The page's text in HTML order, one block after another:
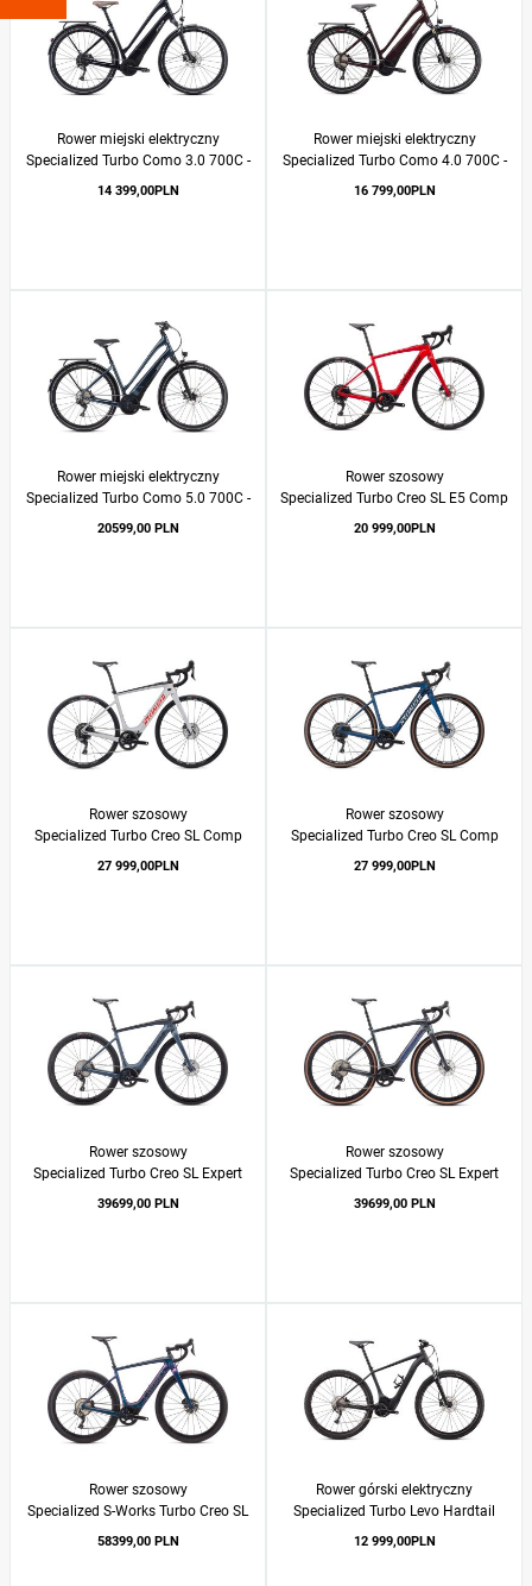
Rower miejski elektryczny
Specialized Turbo Como 3.0 700C -
14 399,00PLN
Rower miejski elektryczny
Specialized Turbo Como 4.0 700C -
16 799,00PLN
Rower miejski elektryczny
Specialized Turbo Como 5.0 700C -
20599,00 PLN
Rower szosowy
Specialized Turbo Creo SL E5 Comp
20 999,00PLN
Rower szosowy
Specialized Turbo Creo SL Comp
27 999,00PLN
Rower szosowy
Specialized Turbo Creo SL Comp
27 999,00PLN
Rower szosowy
Specialized Turbo Creo SL Expert
39699,00 PLN
Rower szosowy
Specialized Turbo Creo SL Expert
39699,00 PLN
Rower szosowy
Specialized S-Works Turbo Creo SL
58399,00 PLN
Rower górski elektryczny
Specialized Turbo Levo Hardtail
12 999,00PLN